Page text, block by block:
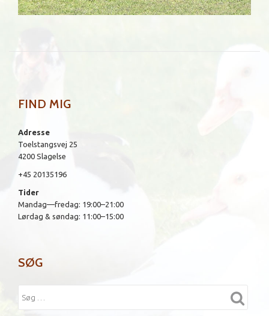
FIND MIG
Adresse
Toelstangsvej 25
4200 Slagelse
+45 20135196
Tider
Mandag—fredag: 19:00–21:00
Lørdag & søndag: 11:00–15:00
SØG